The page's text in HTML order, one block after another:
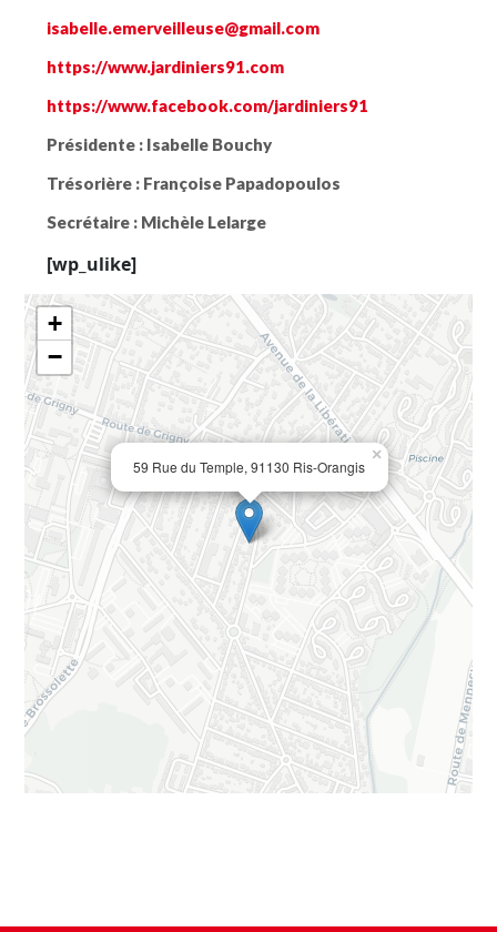
isabelle.emerveilleuse@gmail.com
https://www.jardiniers91.com
https://www.facebook.com/jardiniers91
Présidente : Isabelle Bouchy
Trésorière : Françoise Papadopoulos
Secrétaire : Michèle Lelarge
[wp_ulike]
59 Rue du Temple, 91130 Ris-Orangis
×
+
−